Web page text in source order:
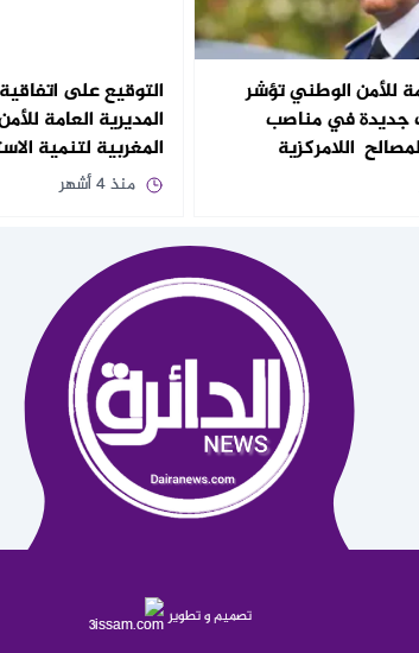
للأمن الوطني تؤشر
جديدة في مناصب
اللامركزية
التوقيع على
المديرية العامة
المغربية لتنمية
منذ 4 أشهر
تصميم و تطوير